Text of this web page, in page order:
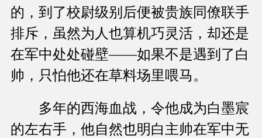
的，到了校尉级别后便被贵族同僚联手
排斥，虽然为人也算机巧灵活，却还是
在军中处处碰壁——如果不是遇到了白
帅，只怕他还在草料场里喂马。
多年的西海血战，令他成为白墨宸
的左右手，他自然也明白主帅在军中无